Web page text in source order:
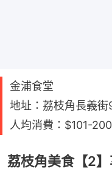
金浦食堂
地址：荔枝角長義
人均消費：$101-200
荔枝角美食【2